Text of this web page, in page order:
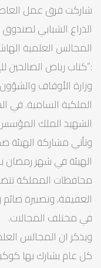
شاركت فرق عمل
الذراع الشبابي لصندوق
المجالس العلمية
:“كتاب رياض الصالحين
وزارة الأوقاف
الملكية السامية. في
الشهيد الملك المؤسس
وتأتي مشاركة الهيئة
الهيئة في شهر رمضان
محافظات المملكة
العفيفة، وتصبيرة
في مختلف المجالات.
ويذكر ان المجالس
كل عام يشارك بها